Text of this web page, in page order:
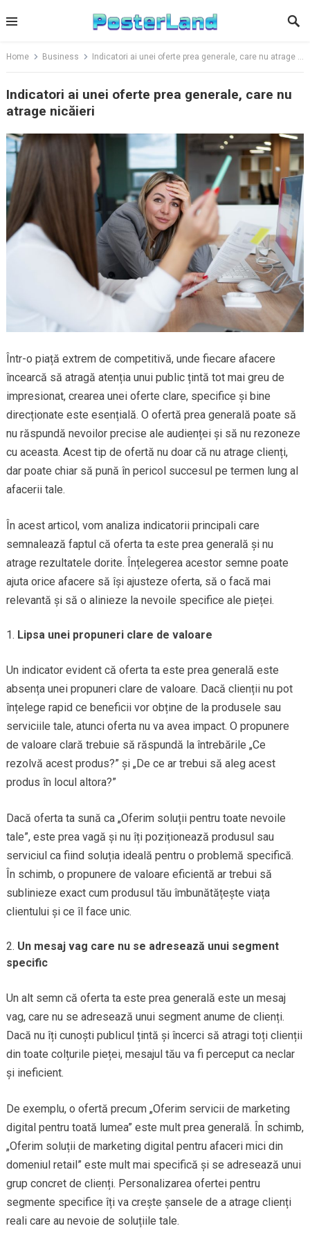
to
Home Business Indicatori ai unei oferte prea generale, care nu atrage nicăieri
Indicatori ai unei oferte prea generale, care nu
atrage nicăieri
Într-o piață extrem de competitivă, unde fiecare afacere
încearcă să atragă atenția unui public țintă tot mai greu de
impresionat, crearea unei oferte clare, specifice și bine
direcționate este esențială. O ofertă prea generală poate să
nu răspundă nevoilor precise ale audienței și să nu rezoneze
cu aceasta. Acest tip de ofertă nu doar că nu atrage clienți,
dar poate chiar să pună în pericol succesul pe termen lung al
afacerii tale.
În acest articol, vom analiza indicatorii principali care
semnalează faptul că oferta ta este prea generală și nu
atrage rezultatele dorite. Înțelegerea acestor semne poate
ajuta orice afacere să își ajusteze oferta, să o facă mai
relevantă și să o alinieze la nevoile specifice ale pieței.
Lipsa unei propuneri clare de valoare
Un indicator evident că oferta ta este prea generală este
absența unei propuneri clare de valoare. Dacă clienții nu pot
înțelege rapid ce beneficii vor obține de la produsele sau
serviciile tale, atunci oferta nu va avea impact. O propunere
de valoare clară trebuie să răspundă la întrebările „Ce
rezolvă acest produs?” și „De ce ar trebui să aleg acest
produs în locul altora?”
Dacă oferta ta sună ca „Oferim soluții pentru toate nevoile
tale”, este prea vagă și nu îți poziționează produsul sau
serviciul ca fiind soluția ideală pentru o problemă specifică.
În schimb, o propunere de valoare eficientă ar trebui să
sublinieze exact cum produsul tău îmbunătățește viața
clientului și ce îl face unic.
Un mesaj vag care nu se adresează unui segment
specific
Un alt semn că oferta ta este prea generală este un mesaj
vag, care nu se adresează unui segment anume de clienți.
Dacă nu îți cunoști publicul țintă și încerci să atragi toți clienții
din toate colțurile pieței, mesajul tău va fi perceput ca neclar
și ineficient.
De exemplu, o ofertă precum „Oferim servicii de marketing
digital pentru toată lumea” este mult prea generală. În schimb,
„Oferim soluții de marketing digital pentru afaceri mici din
domeniul retail” este mult mai specifică și se adresează unui
grup concret de clienți. Personalizarea ofertei pentru
segmente specifice îți va crește șansele de a atrage clienți
reali care au nevoie de soluțiile tale.